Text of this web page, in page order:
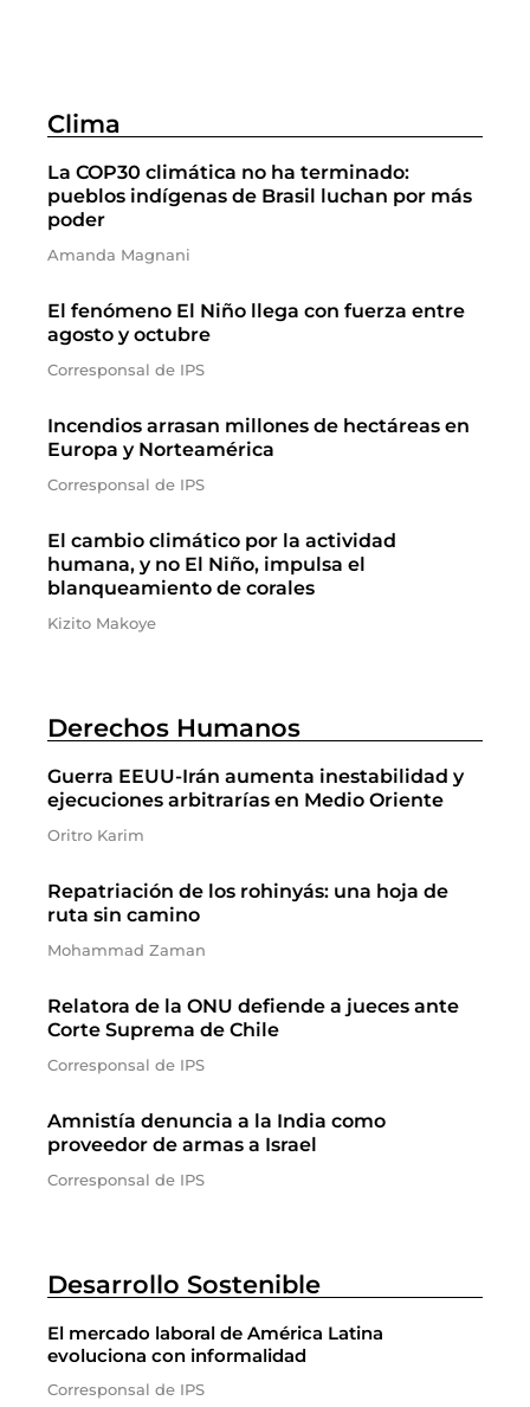
Clima
La COP30 climática no ha terminado:
pueblos indígenas de Brasil luchan por más
poder
Amanda Magnani
El fenómeno El Niño llega con fuerza entre
agosto y octubre
Corresponsal de IPS
Incendios arrasan millones de hectáreas en
Europa y Norteamérica
Corresponsal de IPS
El cambio climático por la actividad
humana, y no El Niño, impulsa el
blanqueamiento de corales
Kizito Makoye
Derechos Humanos
Guerra EEUU-Irán aumenta inestabilidad y
ejecuciones arbitrarías en Medio Oriente
Oritro Karim
Repatriación de los rohinyás: una hoja de
ruta sin camino
Mohammad Zaman
Relatora de la ONU defiende a jueces ante
Corte Suprema de Chile
Corresponsal de IPS
Amnistía denuncia a la India como
proveedor de armas a Israel
Corresponsal de IPS
Desarrollo Sostenible
El mercado laboral de América Latina
evoluciona con informalidad
Corresponsal de IPS